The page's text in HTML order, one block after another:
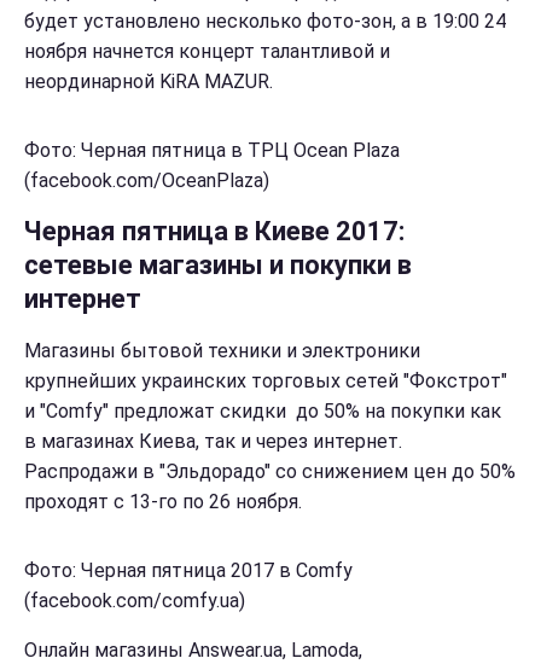
будет установлено несколько фото-зон, а в 19:00 24
ноября начнется концерт талантливой и
неординарной KiRA MAZUR.
Фото: Черная пятница в ТРЦ Ocean Plaza
(facebook.com/OceanPlaza)
Черная пятница в Киеве 2017:
сетевые магазины и покупки в
интернет
Магазины бытовой техники и электроники
крупнейших украинских торговых сетей "Фокстрот"
и "Comfy" предложат скидки до 50% на покупки как
в магазинах Киева, так и через интернет.
Распродажи в "Эльдорадо" со снижением цен до 50%
проходят с 13-го по 26 ноября.
Фото: Черная пятница 2017 в Comfy
(facebook.com/comfy.ua)
Онлайн магазины Answear.ua, Lamoda,